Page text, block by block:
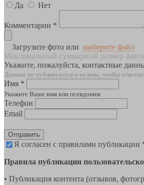
Да
Нет
Комментарии *
Загрузите фото или выберите файл
Максимальный суммарный размер
Укажите, пожалуйста, контактные
Данные не публикуются и нужны, чтобы
Имя *
Укажите Ваше имя или псевдоним
Телефон
Email
Отправить
Я согласен с правилами публикации
Правила публикации
• Публикация контента (отзывов,